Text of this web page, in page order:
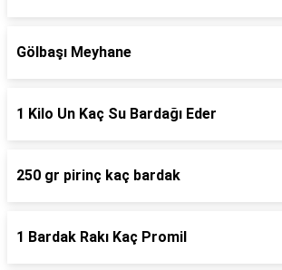
Gölbaşı Meyhane
1 Kilo Un Kaç Su Bardağı Eder
250 gr pirinç kaç bardak
1 Bardak Rakı Kaç Promil